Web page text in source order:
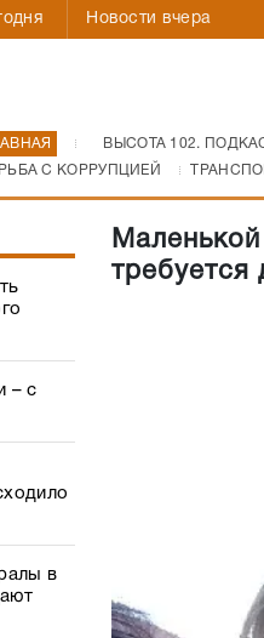
Новости вчера
ВЫСОТА 102.
С КОРРУПЦИЕЙ
– с
в
требуется